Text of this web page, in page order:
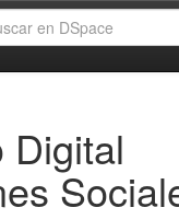
Digital